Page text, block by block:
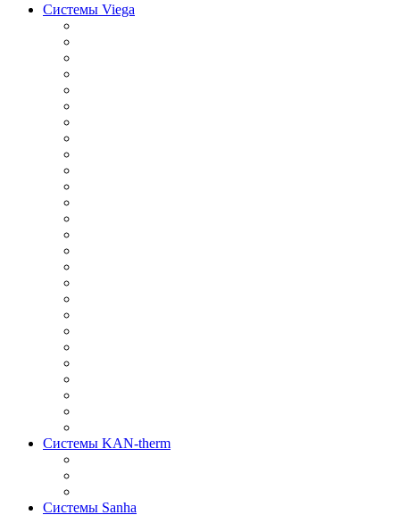
Системы Viega
Системы KAN-therm
Системы Sanha